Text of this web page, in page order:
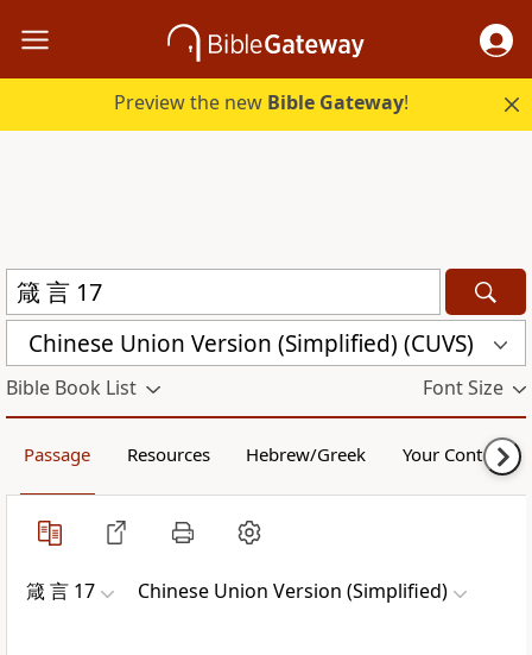
Preview the new Bible Gateway!
Chinese Union Version (Simplified) (CUVS)
Bible Book List Font Size
Passage Resources Hebrew/Greek Your Content
箴 言 17 Chinese Union Version (Simplified)